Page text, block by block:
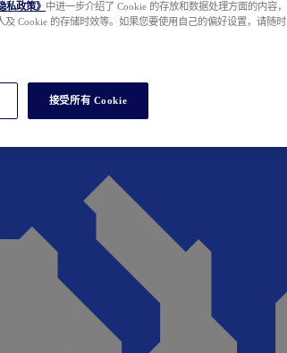
私政策》 中进一步介绍了 Cookie 的存放和数据处理方面的内容，
Cookie 的存储时效等。如果您要使用自己的偏好设置，请随时
接受所有 Cookie